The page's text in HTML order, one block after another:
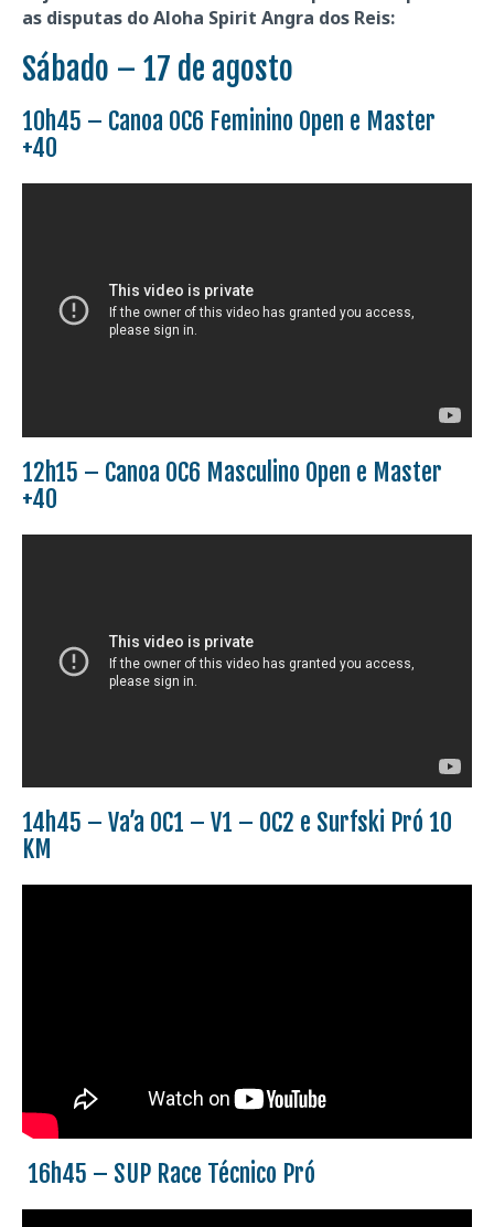
as disputas do Aloha Spirit Angra dos Reis:
Sábado – 17 de agosto
10h45 – Canoa OC6 Feminino Open e Master
+40
12h15 – Canoa OC6 Masculino Open e Master
+40
14h45 – Va’a OC1 – V1 – OC2 e Surfski Pró 10
KM
16h45 – SUP Race Técnico Pró